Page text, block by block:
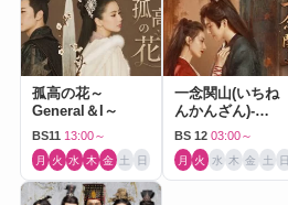
孤高の花～
General＆I～
BS11 13:00～
月 火 水 木 金 土 日
一念関山(いちね
んかんざん)-
Journey to Love-
BS 12 03:00～
月 火 水 木 金 土 日